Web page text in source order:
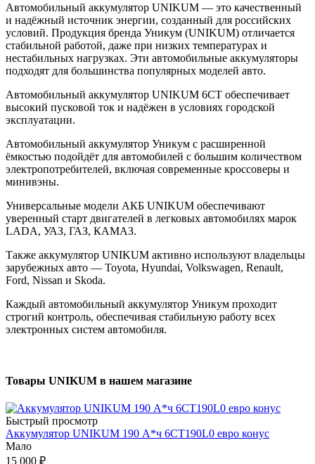
Автомобильный аккумулятор UNIKUM — это качественный
и надёжный источник энергии, созданный для российских
условий. Продукция бренда Уникум (UNIKUM) отличается
стабильной работой, даже при низких температурах и
нестабильных нагрузках. Эти автомобильные аккумуляторы
подходят для большинства популярных моделей авто.
Автомобильный аккумулятор UNIKUM 6СТ обеспечивает
высокий пусковой ток и надёжен в условиях городской
эксплуатации.
Автомобильный аккумулятор Уникум с расширенной
ёмкостью подойдёт для автомобилей с большим количеством
электропотребителей, включая современные кроссоверы и
минивэны.
Универсальные модели АКБ UNIKUM обеспечивают
уверенный старт двигателей в легковых автомобилях марок
LADA, УАЗ, ГАЗ, КАМАЗ.
Также аккумулятор UNIKUM активно используют владельцы
зарубежных авто — Toyota, Hyundai, Volkswagen, Renault,
Ford, Nissan и Skoda.
Каждый автомобильный аккумулятор Уникум проходит
строгий контроль, обеспечивая стабильную работу всех
электронных систем автомобиля.
Товары UNIKUM в нашем магазине
Быстрый просмотр
Аккумулятор UNIKUM 190 А*ч 6СТ190L0 евро конус
Мало
15 000 ₽